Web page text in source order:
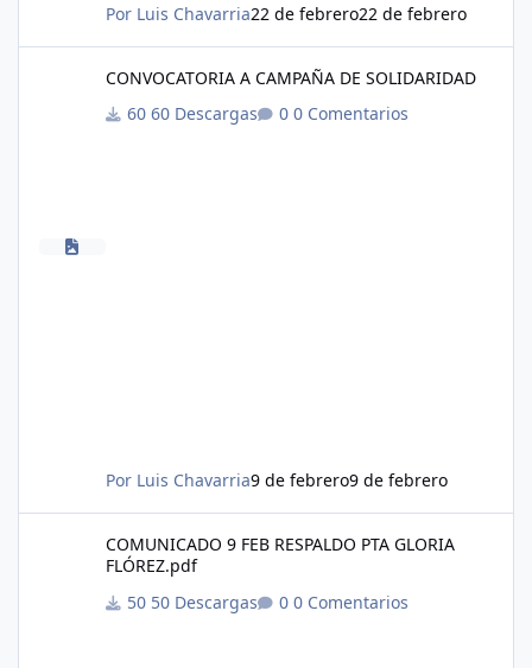
Por Luis Chavarria22 de febrero22 de febrero
CONVOCATORIA A CAMPAÑA DE SOLIDARIDAD
60 Descargas
0 Comentarios
Por Luis Chavarria9 de febrero9 de febrero
COMUNICADO 9 FEB RESPALDO PTA GLORIA
FLÓREZ.pdf
50 Descargas
0 Comentarios